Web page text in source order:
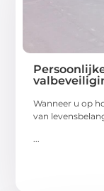
Wanneer u op
van
...